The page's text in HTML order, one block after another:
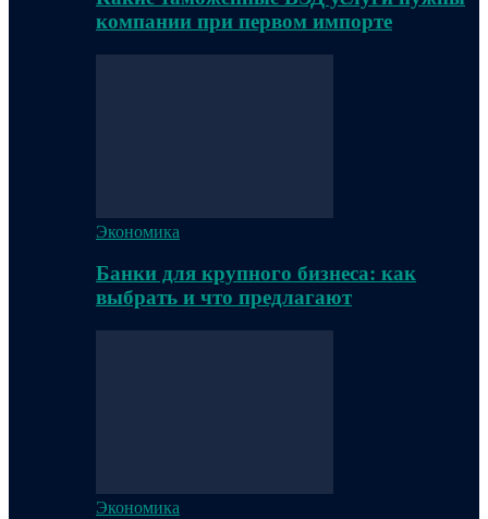
компании при первом импорте
Экономика
Банки для крупного бизнеса: как
выбрать и что предлагают
Экономика